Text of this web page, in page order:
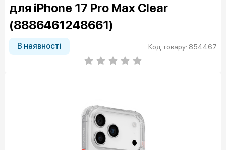
для iPhone 17 Pro Max Clear
(8886461248661)
В наявності Код товару: 854467